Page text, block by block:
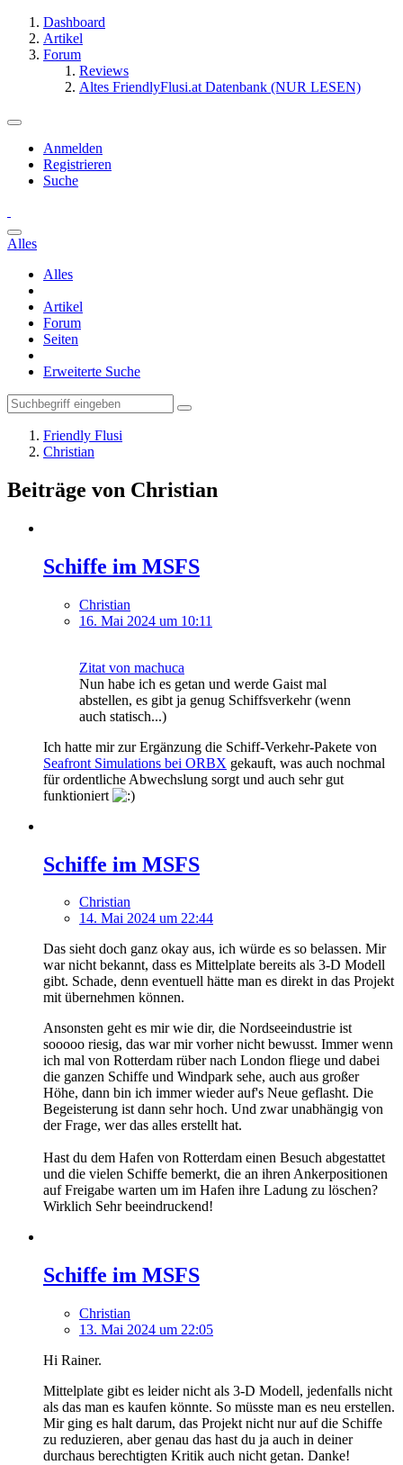
Dashboard
Artikel
Forum
Reviews
Altes FriendlyFlusi.at Datenbank (NUR LESEN)
Anmelden
Registrieren
Suche
Alles
Alles
Artikel
Forum
Seiten
Erweiterte Suche
Friendly Flusi
Christian
Beiträge von Christian
Schiffe im MSFS
Christian
16. Mai 2024 um 10:11
Zitat von machuca
Nun habe ich es getan und werde Gaist mal
abstellen, es gibt ja genug Schiffsverkehr (wenn
auch statisch...)
Ich hatte mir zur Ergänzung die Schiff-Verkehr-Pakete von
Seafront Simulations bei ORBX gekauft, was auch nochmal
für ordentliche Abwechslung sorgt und auch sehr gut
funktioniert
Schiffe im MSFS
Christian
14. Mai 2024 um 22:44
Das sieht doch ganz okay aus, ich würde es so belassen. Mir
war nicht bekannt, dass es Mittelplate bereits als 3-D Modell
gibt. Schade, denn eventuell hätte man es direkt in das Projekt
mit übernehmen können.
Ansonsten geht es mir wie dir, die Nordseeindustrie ist
sooooo riesig, das war mir vorher nicht bewusst. Immer wenn
ich mal von Rotterdam rüber nach London fliege und dabei
die ganzen Schiffe und Windpark sehe, auch aus großer
Höhe, dann bin ich immer wieder auf's Neue geflasht. Die
Begeisterung ist dann sehr hoch. Und zwar unabhängig von
der Frage, wer das alles erstellt hat.
Hast du dem Hafen von Rotterdam einen Besuch abgestattet
und die vielen Schiffe bemerkt, die an ihren Ankerpositionen
auf Freigabe warten um im Hafen ihre Ladung zu löschen?
Wirklich Sehr beeindruckend!
Schiffe im MSFS
Christian
13. Mai 2024 um 22:05
Hi Rainer.
Mittelplate gibt es leider nicht als 3-D Modell, jedenfalls nicht
als das man es kaufen könnte. So müsste man es neu erstellen.
Mir ging es halt darum, das Projekt nicht nur auf die Schiffe
zu reduzieren, aber genau das hast du ja auch in deiner
durchaus berechtigten Kritik auch nicht getan. Danke!